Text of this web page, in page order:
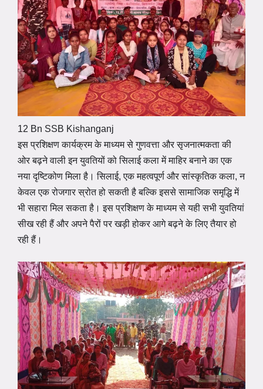
12 Bn SSB Kishanganj
इस प्रशिक्षण कार्यक्रम के माध्यम से गुणवत्ता और सृजनात्मकता की
ओर बढ़ने वाली इन युवतियों को सिलाई कला में माहिर बनाने का एक
नया दृष्टिकोण मिला है। सिलाई, एक महत्वपूर्ण और सांस्कृतिक कला, न
केवल एक रोजगार स्रोत हो सकती है बल्कि इससे सामाजिक समृद्धि में
भी सहारा मिल सकता है। इस प्रशिक्षण के माध्यम से यही सभी युवतियां
सीख रही हैं और अपने पैरों पर खड़ी होकर आगे बढ़ने के लिए तैयार हो
रही हैं।